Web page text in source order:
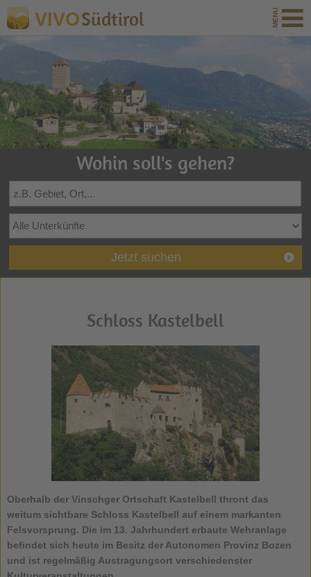
VIVOSüdtirol
Wohin soll's gehen?
Jetzt suchen
Schloss Kastelbell
Oberhalb der Vinschger Ortschaft Kastelbell thront das
weitum sichtbare Schloss Kastelbell auf einem markanten
Felsvorsprung. Die im 13. Jahrhundert erbaute Wehranlage
befindet sich heute im Besitz der Autonomen Provinz Bozen
und ist regelmäßig Austragungsort verschiedenster